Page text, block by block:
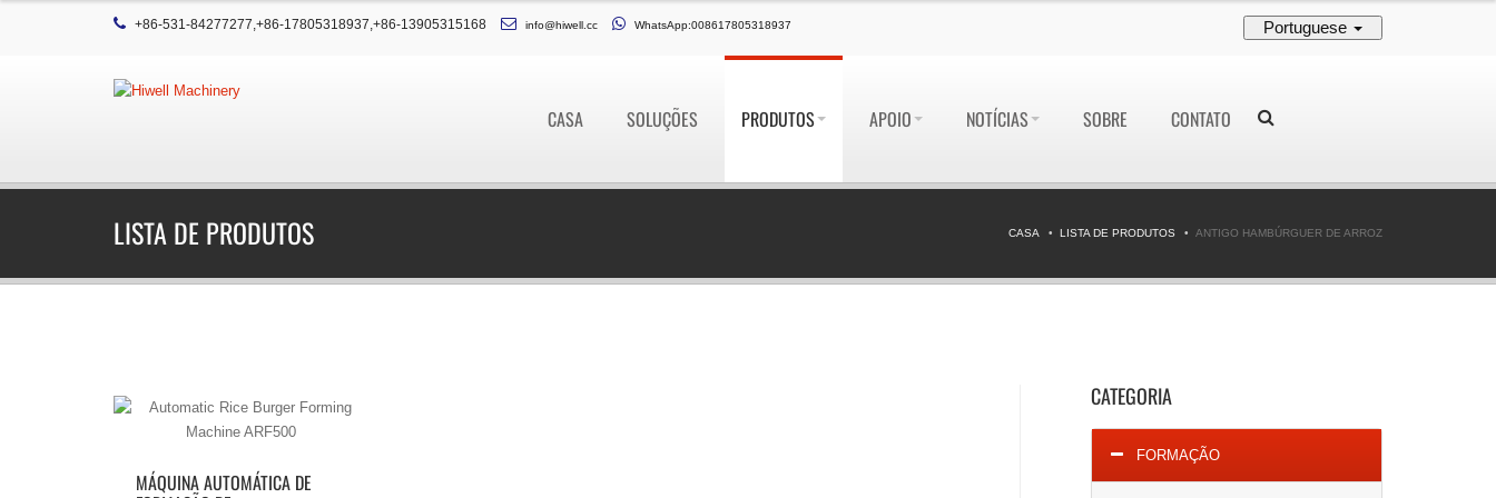
+86-531-84277277,+86-17805318937,+86-13905315168 info@hiwell.cc WhatsApp:008617805318937 Portuguese
CASA SOLUÇÕES PRODUTOS APOIO NOTÍCIAS SOBRE CONTATO
LISTA DE PRODUTOS CASA LISTA DE PRODUTOS ANTIGO HAMBÚRGUER DE ARROZ
MÁQUINA AUTOMÁTICA DE
CATEGORIA
FORMAÇÃO